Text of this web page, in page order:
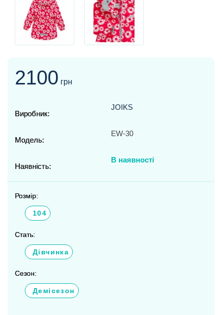
2100 грн
Виробник:
JOIKS
Модель:
EW-30
Наявність:
В наявності
Розмір:
104
Стать:
Дівчинка
Сезон:
Демісезон